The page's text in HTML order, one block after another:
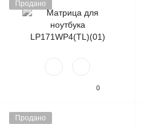
Продано
0
Продано